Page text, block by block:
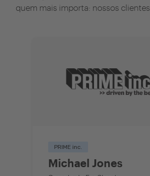
quem mais importa: nossos clientes.
PRIME inc.
Michael Jones